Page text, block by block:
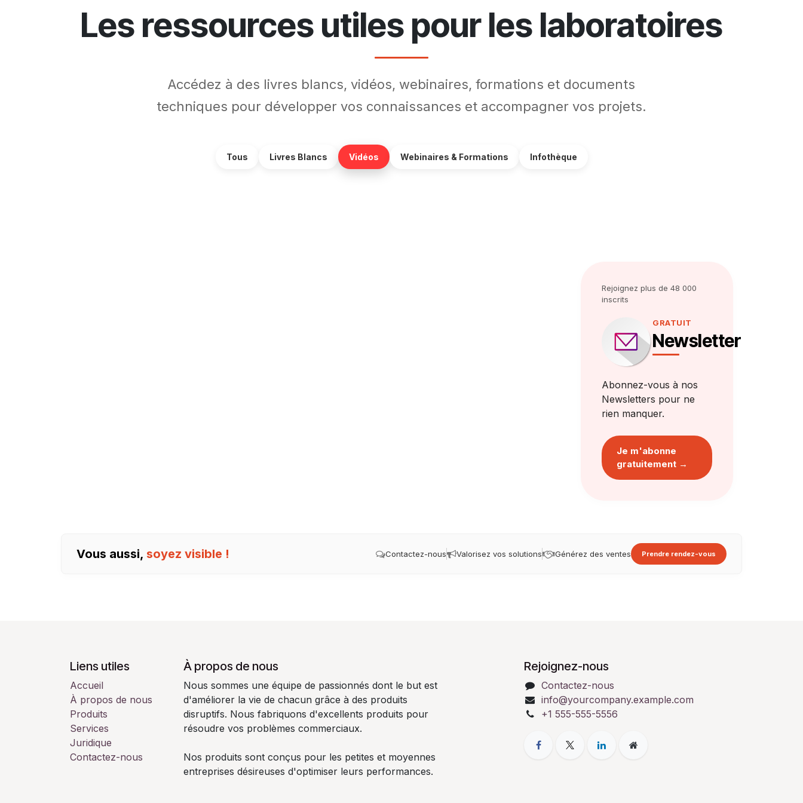
Les ressources utiles pour les laboratoires
Accédez à des livres blancs, vidéos, webinaires, formations et documents
techniques pour développer vos connaissances et accompagner vos projets.
Tous Livres Blancs Vidéos Webinaires & Formations Infothèque
Rejoignez plus de 48 000
inscrits
GRATUIT
Newsletter
Abonnez-vous à nos
Newsletters pour ne
rien manquer.
Je m'abonne
gratuitement →
Vous aussi, soyez visible ! Contactez-nous Valorisez vos solutions Générez des ventes Prendre rendez-vous
Liens utiles
Accueil
À propos de nous
Produits
Services
Juridique
Contactez-nous
À propos de nous
Nous sommes une équipe de passionnés dont le but est
d'améliorer la vie de chacun grâce à des produits
disruptifs. Nous fabriquons d'excellents produits pour
résoudre vos problèmes commerciaux.
Nos produits sont conçus pour les petites et moyennes
entreprises désireuses d'optimiser leurs performances.
Rejoignez-nous
Contactez-nous
info@yourcompany.example.com
+1 555-555-5556